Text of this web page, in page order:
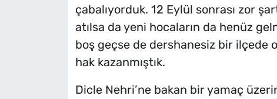
çabalıyorduk. 12 Eylül sonrası zor
atılsa da yeni hocaların da henüz
boş geçse de dershanesiz bir ilçede
hak kazanmıştık.
Dicle Nehri’ne bakan bir yamaç